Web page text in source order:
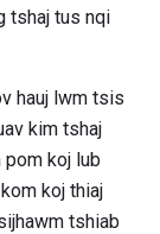
tshaj tus nqi
hauj lwm tsis
kim tshaj
koj lub
koj thiaj
tshiab